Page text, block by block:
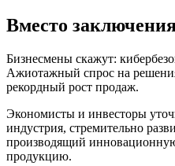
Вместо
Бизнесмены скажут:
Ажиотажный спрос на
рекордный рост продаж.
Экономисты и инвесторы
индустрия, стремительно
производящий
продукцию.